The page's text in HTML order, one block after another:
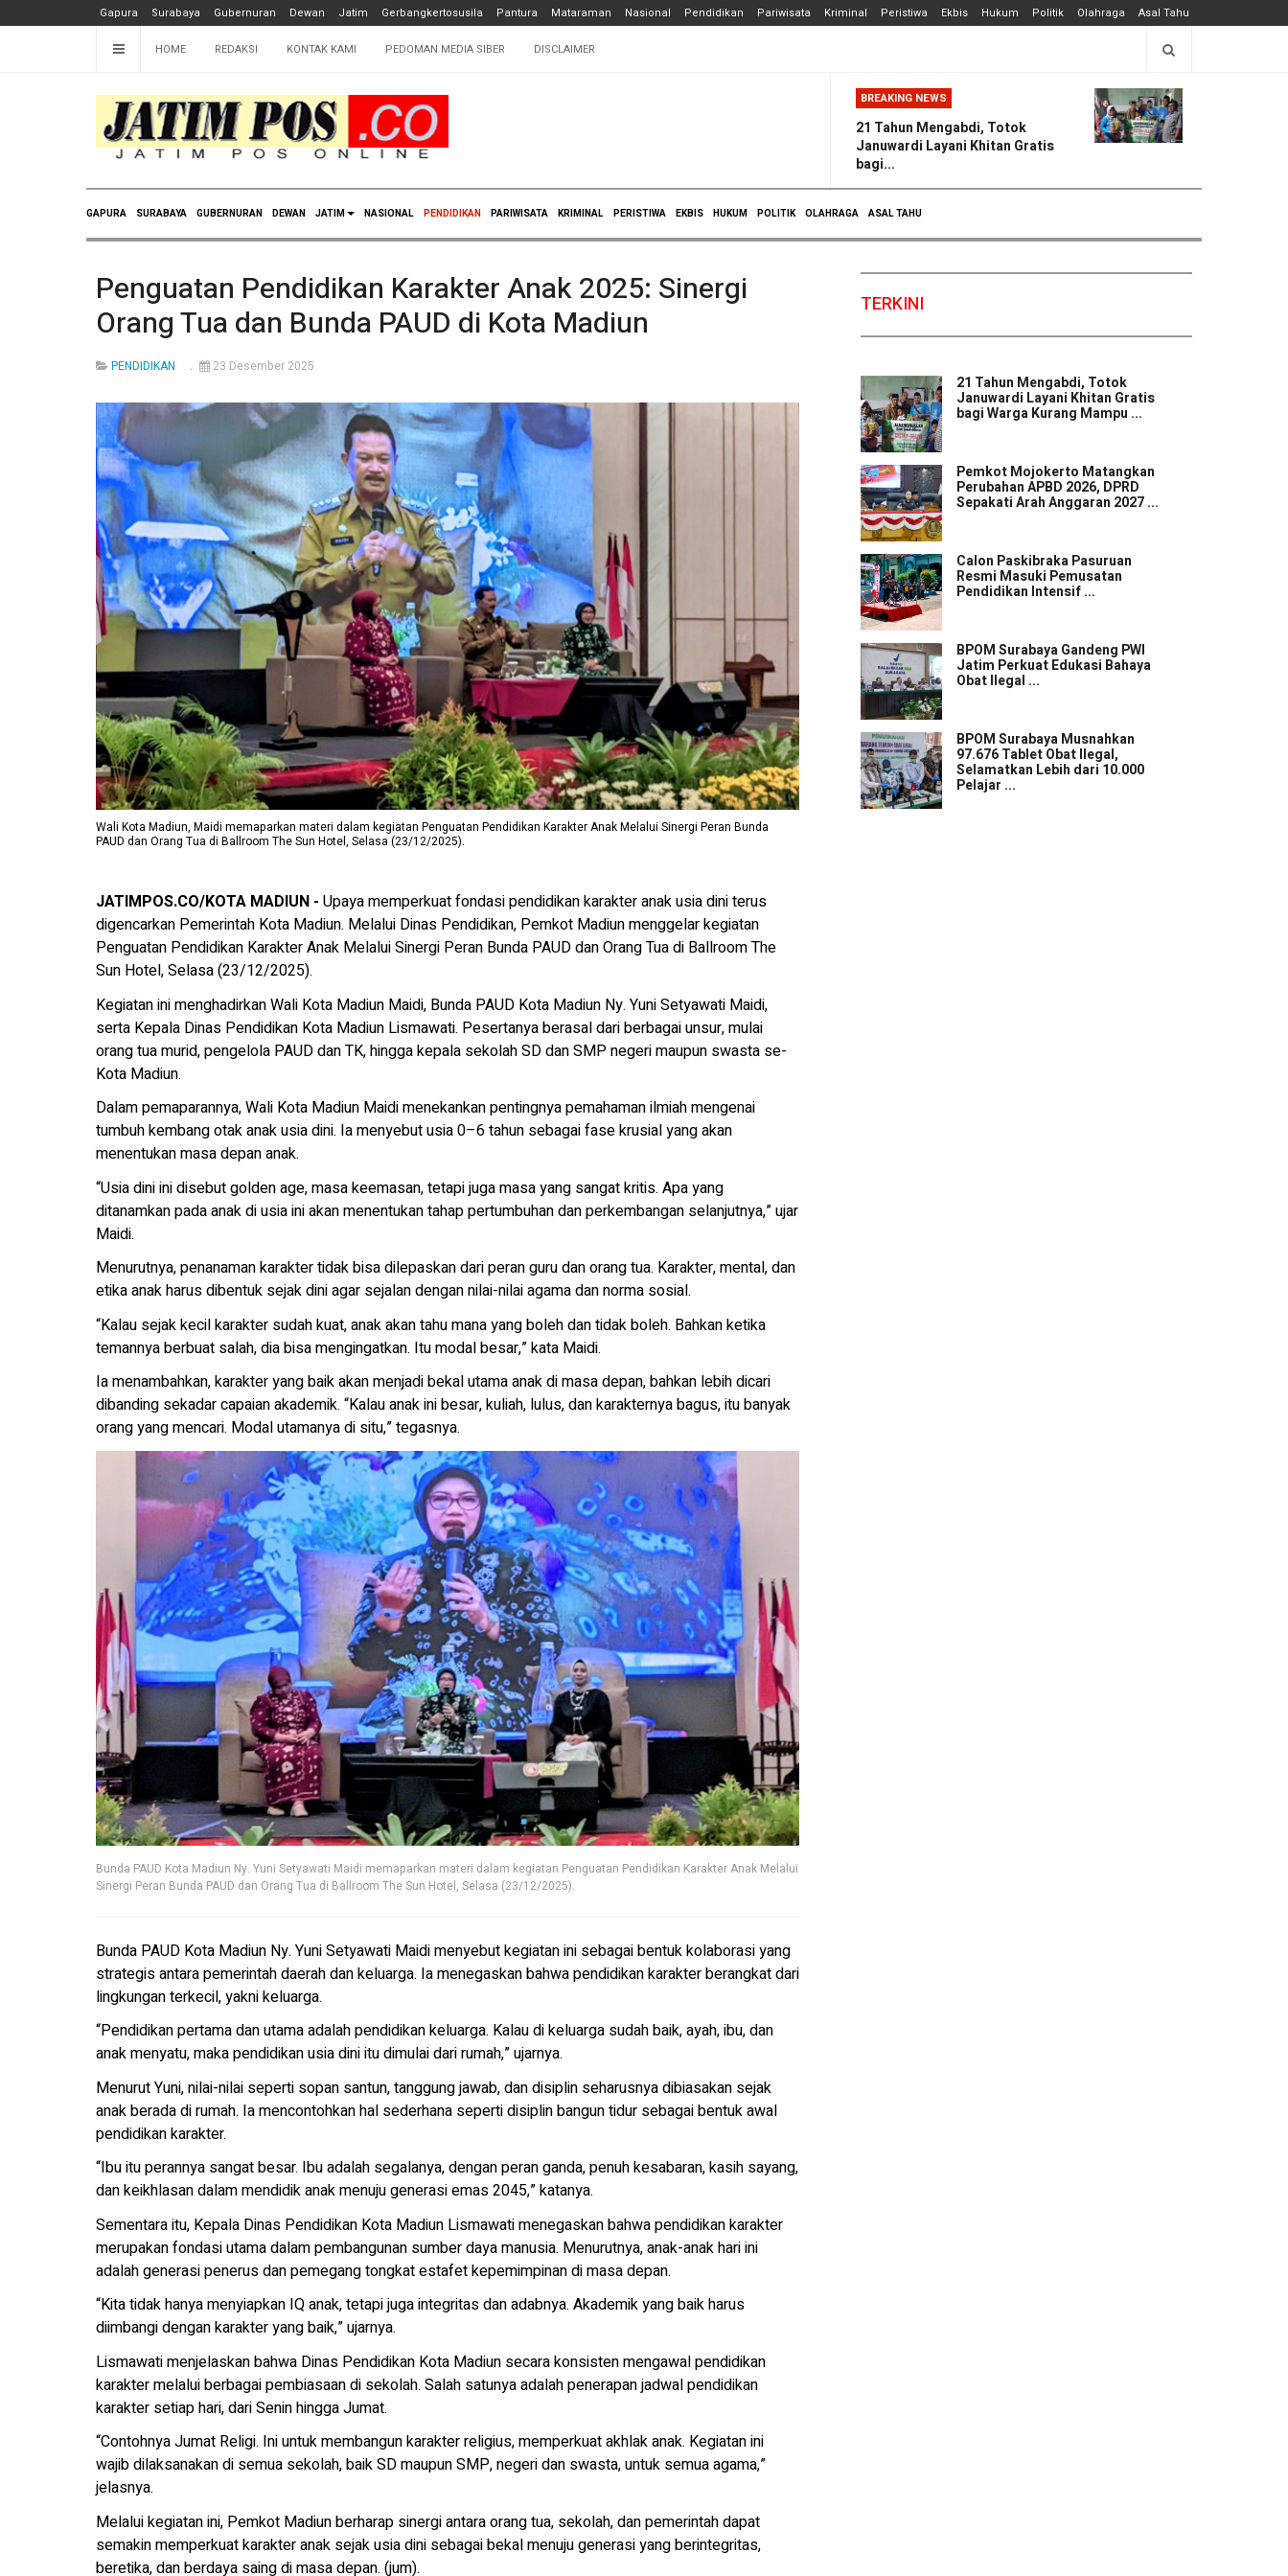
Gapura Surabaya Gubernuran Dewan Jatim Gerbangkertosusila Pantura Mataraman Nasional Pendidikan Pariwisata Kriminal Peristiwa Ekbis Hukum Politik Olahraga Asal Tahu
HOME REDAKSI KONTAK KAMI PEDOMAN MEDIA SIBER DISCLAIMER
BREAKING NEWS
21 Tahun Mengabdi, Totok
Januwardi Layani Khitan Gratis
bagi...
GAPURA SURABAYA GUBERNURAN DEWAN JATIM NASIONAL PENDIDIKAN PARIWISATA KRIMINAL PERISTIWA EKBIS HUKUM POLITIK OLAHRAGA ASAL TAHU
Penguatan Pendidikan Karakter Anak 2025: Sinergi
Orang Tua dan Bunda PAUD di Kota Madiun
PENDIDIKAN 23 Desember 2025
Wali Kota Madiun, Maidi memaparkan materi dalam kegiatan Penguatan Pendidikan Karakter Anak Melalui Sinergi Peran Bunda
PAUD dan Orang Tua di Ballroom The Sun Hotel, Selasa (23/12/2025).
JATIMPOS.CO/KOTA MADIUN - Upaya memperkuat fondasi pendidikan karakter anak usia dini terus
digencarkan Pemerintah Kota Madiun. Melalui Dinas Pendidikan, Pemkot Madiun menggelar kegiatan
Penguatan Pendidikan Karakter Anak Melalui Sinergi Peran Bunda PAUD dan Orang Tua di Ballroom The
Sun Hotel, Selasa (23/12/2025).
Kegiatan ini menghadirkan Wali Kota Madiun Maidi, Bunda PAUD Kota Madiun Ny. Yuni Setyawati Maidi,
serta Kepala Dinas Pendidikan Kota Madiun Lismawati. Pesertanya berasal dari berbagai unsur, mulai
orang tua murid, pengelola PAUD dan TK, hingga kepala sekolah SD dan SMP negeri maupun swasta se-
Kota Madiun.
Dalam pemaparannya, Wali Kota Madiun Maidi menekankan pentingnya pemahaman ilmiah mengenai
tumbuh kembang otak anak usia dini. Ia menyebut usia 0–6 tahun sebagai fase krusial yang akan
menentukan masa depan anak.
“Usia dini ini disebut golden age, masa keemasan, tetapi juga masa yang sangat kritis. Apa yang
ditanamkan pada anak di usia ini akan menentukan tahap pertumbuhan dan perkembangan selanjutnya,” ujar
Maidi.
Menurutnya, penanaman karakter tidak bisa dilepaskan dari peran guru dan orang tua. Karakter, mental, dan
etika anak harus dibentuk sejak dini agar sejalan dengan nilai-nilai agama dan norma sosial.
“Kalau sejak kecil karakter sudah kuat, anak akan tahu mana yang boleh dan tidak boleh. Bahkan ketika
temannya berbuat salah, dia bisa mengingatkan. Itu modal besar,” kata Maidi.
Ia menambahkan, karakter yang baik akan menjadi bekal utama anak di masa depan, bahkan lebih dicari
dibanding sekadar capaian akademik. “Kalau anak ini besar, kuliah, lulus, dan karakternya bagus, itu banyak
orang yang mencari. Modal utamanya di situ,” tegasnya.
Bunda PAUD Kota Madiun Ny. Yuni Setyawati Maidi memaparkan materi dalam kegiatan Penguatan Pendidikan Karakter Anak Melalui
Sinergi Peran Bunda PAUD dan Orang Tua di Ballroom The Sun Hotel, Selasa (23/12/2025).
Bunda PAUD Kota Madiun Ny. Yuni Setyawati Maidi menyebut kegiatan ini sebagai bentuk kolaborasi yang
strategis antara pemerintah daerah dan keluarga. Ia menegaskan bahwa pendidikan karakter berangkat dari
lingkungan terkecil, yakni keluarga.
“Pendidikan pertama dan utama adalah pendidikan keluarga. Kalau di keluarga sudah baik, ayah, ibu, dan
anak menyatu, maka pendidikan usia dini itu dimulai dari rumah,” ujarnya.
Menurut Yuni, nilai-nilai seperti sopan santun, tanggung jawab, dan disiplin seharusnya dibiasakan sejak
anak berada di rumah. Ia mencontohkan hal sederhana seperti disiplin bangun tidur sebagai bentuk awal
pendidikan karakter.
“Ibu itu perannya sangat besar. Ibu adalah segalanya, dengan peran ganda, penuh kesabaran, kasih sayang,
dan keikhlasan dalam mendidik anak menuju generasi emas 2045,” katanya.
Sementara itu, Kepala Dinas Pendidikan Kota Madiun Lismawati menegaskan bahwa pendidikan karakter
merupakan fondasi utama dalam pembangunan sumber daya manusia. Menurutnya, anak-anak hari ini
adalah generasi penerus dan pemegang tongkat estafet kepemimpinan di masa depan.
“Kita tidak hanya menyiapkan IQ anak, tetapi juga integritas dan adabnya. Akademik yang baik harus
diimbangi dengan karakter yang baik,” ujarnya.
Lismawati menjelaskan bahwa Dinas Pendidikan Kota Madiun secara konsisten mengawal pendidikan
karakter melalui berbagai pembiasaan di sekolah. Salah satunya adalah penerapan jadwal pendidikan
karakter setiap hari, dari Senin hingga Jumat.
“Contohnya Jumat Religi. Ini untuk membangun karakter religius, memperkuat akhlak anak. Kegiatan ini
wajib dilaksanakan di semua sekolah, baik SD maupun SMP, negeri dan swasta, untuk semua agama,”
jelasnya.
Melalui kegiatan ini, Pemkot Madiun berharap sinergi antara orang tua, sekolah, dan pemerintah dapat
semakin memperkuat karakter anak sejak usia dini sebagai bekal menuju generasi yang berintegritas,
beretika, dan berdaya saing di masa depan. (jum).
TERKINI
21 Tahun Mengabdi, Totok
Januwardi Layani Khitan Gratis
bagi Warga Kurang Mampu ...
Pemkot Mojokerto Matangkan
Perubahan APBD 2026, DPRD
Sepakati Arah Anggaran 2027 ...
Calon Paskibraka Pasuruan
Resmi Masuki Pemusatan
Pendidikan Intensif ...
BPOM Surabaya Gandeng PWI
Jatim Perkuat Edukasi Bahaya
Obat Ilegal ...
BPOM Surabaya Musnahkan
97.676 Tablet Obat Ilegal,
Selamatkan Lebih dari 10.000
Pelajar ...